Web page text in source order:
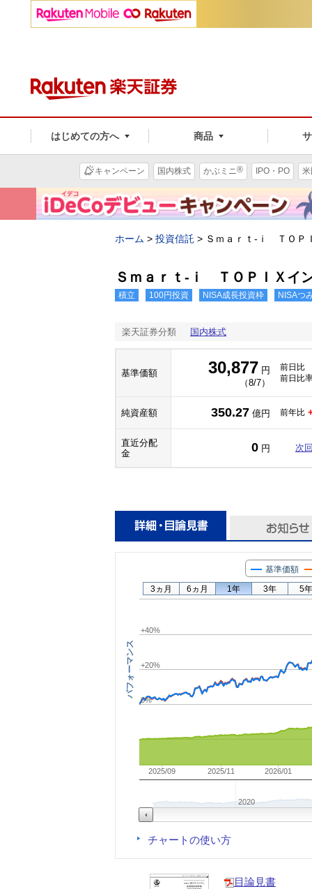
はじめての方へ 商品
キャンペーン 国内株式 かぶミニ® IPO・PO
ホーム > 投資信託 > Ｓｍａｒｔ-ｉ ＴＯＰ
Ｓｍａｒｔ-ｉ ＴＯＰＩＸイ
積立 100円投資 NISA成長投資枠 NISAつ
楽天証券分類 国内株式
基準価額 30,877 円
（8/7）
前日比
前日比
純資産額 350.27 億円 前年比
直近分配
金
0 円 次
パフォーマンス
基準価額
2025/09 2025/11 2026/01
2020
0%
+20%
+40%
3ヵ月 6ヵ月 1年 3年 5年
チャートの使い方
目論見書